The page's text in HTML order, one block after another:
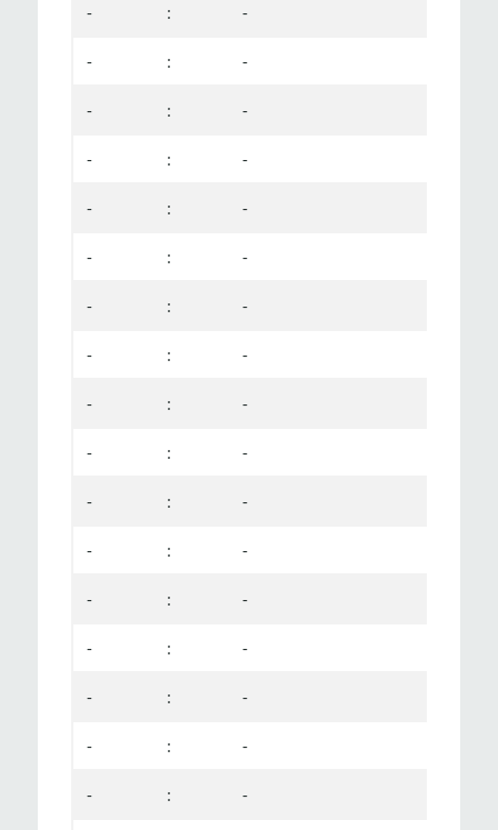
- : -
- : -
- : -
- : -
- : -
- : -
- : -
- : -
- : -
- : -
- : -
- : -
- : -
- : -
- : -
- : -
- : -